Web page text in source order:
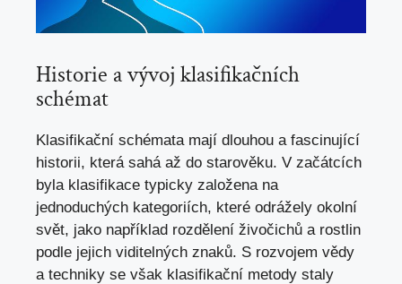
Historie a vývoj klasifikačních
schémat
Klasifikační schémata mají dlouhou a fascinující
historii, která sahá až do starověku. V začátcích
byla klasifikace typicky ⁣založena na
jednoduchých kategoriích, které odrážely okolní
svět, ⁤jako‍ například rozdělení živočichů a rostlin
podle jejich viditelných znaků. S rozvojem vědy
a techniky se však klasifikační metody staly